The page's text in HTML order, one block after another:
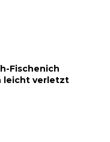
Fischenich
leicht verletzt